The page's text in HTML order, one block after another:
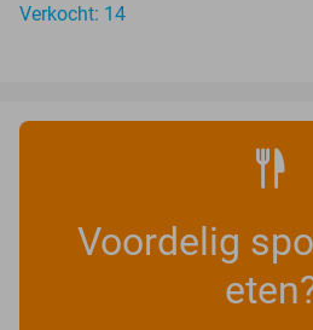
Verkocht: 14
Voordelig